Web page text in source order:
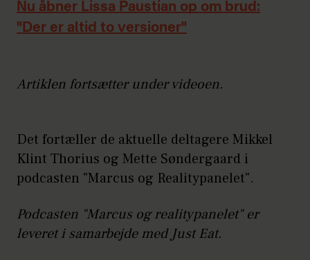
Nu åbner Lissa Paustian op om brud:
"Der er altid to versioner"
Artiklen fortsætter under videoen.
Det fortæller de aktuelle deltagere Mikkel
Klint Thorius og Mette Søndergaard i
podcasten "Marcus og Realitypanelet".
Podcasten "Marcus og realitypanelet" er
leveret i samarbejde med Just Eat.